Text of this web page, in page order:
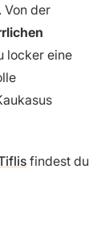
Von der
locker eine
findest du